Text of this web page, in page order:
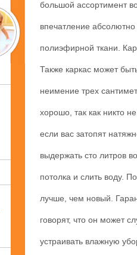
большой ассортимент
впечатление
полиэфирной ткани.
Также каркас может
неимение трех
хорошо, так как никто
если вас затопят
выдержать сто литров
потолка и слить воду.
лучше, чем новый.
говорят, что он может
устраивать влажную